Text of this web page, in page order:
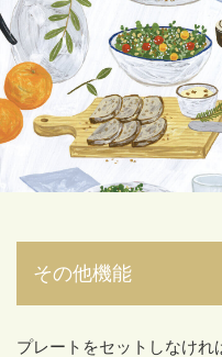
その他機能
プレートをセットしなけ